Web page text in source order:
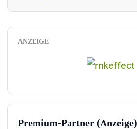
ANZEIGE
Premium-Partner (Anzeige)